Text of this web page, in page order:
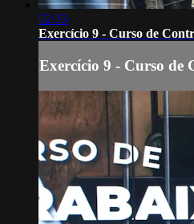
02:33
Exercício 9 - Curso de
Exercício 9 - Curso de